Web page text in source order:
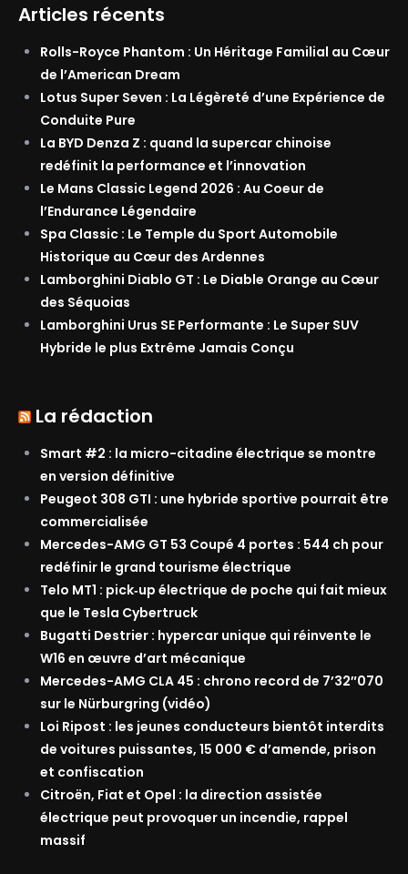
Articles récents
Rolls-Royce Phantom : Un Héritage Familial au Cœur
de l’American Dream
Lotus Super Seven : La Légèreté d’une Expérience de
Conduite Pure
La BYD Denza Z : quand la supercar chinoise
redéfinit la performance et l’innovation
Le Mans Classic Legend 2026 : Au Coeur de
l’Endurance Légendaire
Spa Classic : Le Temple du Sport Automobile
Historique au Cœur des Ardennes
Lamborghini Diablo GT : Le Diable Orange au Cœur
des Séquoias
Lamborghini Urus SE Performante : Le Super SUV
Hybride le plus Extrême Jamais Conçu
La rédaction
Smart #2 : la micro-citadine électrique se montre
en version définitive
Peugeot 308 GTI : une hybride sportive pourrait être
commercialisée
Mercedes-AMG GT 53 Coupé 4 portes : 544 ch pour
redéfinir le grand tourisme électrique
Telo MT1 : pick‑up électrique de poche qui fait mieux
que le Tesla Cybertruck
Bugatti Destrier : hypercar unique qui réinvente le
W16 en œuvre d’art mécanique
Mercedes-AMG CLA 45 : chrono record de 7’32″070
sur le Nürburgring (vidéo)
Loi Ripost : les jeunes conducteurs bientôt interdits
de voitures puissantes, 15 000 € d’amende, prison
et confiscation
Citroën, Fiat et Opel : la direction assistée
électrique peut provoquer un incendie, rappel
massif